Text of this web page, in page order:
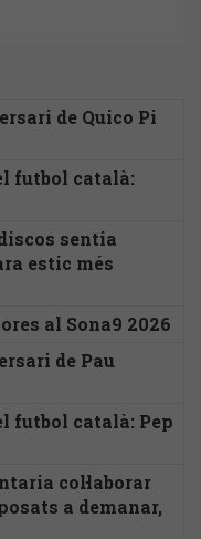
de Quico Pi
futbol català:
sentia
estic més
al Sona9 2026
de Pau
futbol català: Pep
col·laborar
a demanar,